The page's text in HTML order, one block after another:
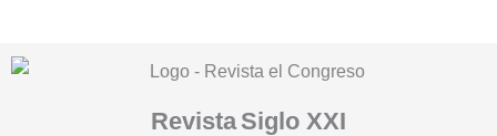
Revista Siglo XXI